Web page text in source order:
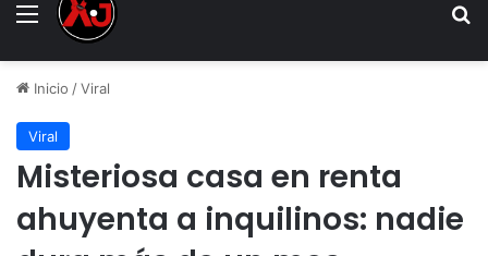
Menu
Inicio /Viral
Viral
Misteriosa casa en renta
ahuyenta a inquilinos: nadie